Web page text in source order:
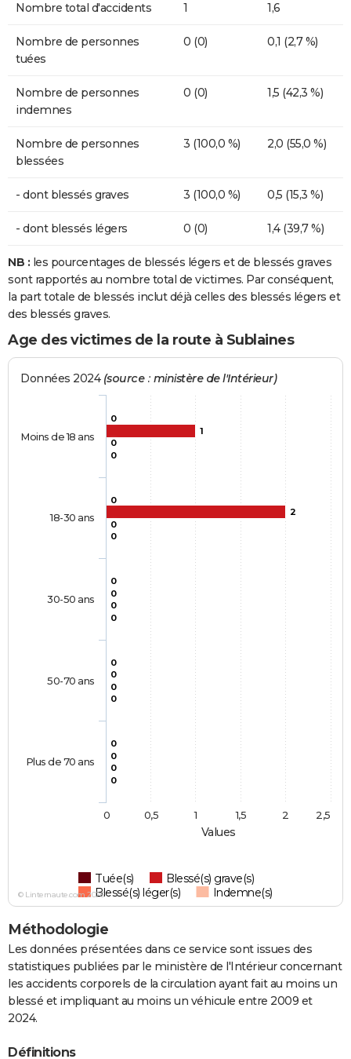
Nombre total d'accidents 1 1,6
Nombre de personnes
tuées
0 (0) 0,1 (2,7 %)
Nombre de personnes
indemnes
0 (0) 1,5 (42,3 %)
Nombre de personnes
blessées
3 (100,0 %) 2,0 (55,0 %)
- dont blessés graves 3 (100,0 %) 0,5 (15,3 %)
- dont blessés légers 0 (0) 1,4 (39,7 %)
NB : les pourcentages de blessés légers et de blessés graves
sont rapportés au nombre total de victimes. Par conséquent,
la part totale de blessés inclut déjà celles des blessés légers et
des blessés graves.
Age des victimes de la route à Sublaines
Values
Données 2024 (source : ministère de l'Intérieur)
0
0
0
0
0
1
2
0
0
0
0
0
0
0
0
0
0
0
0
0
Tuée(s)
Blessé(s) grave(s)
Blessé(s) léger(s)
Indemne(s)
Moins de 18 ans
18-30 ans
30-50 ans
50-70 ans
Plus de 70 ans
0 0,5 1 1,5 2 2,5
© Linternaute.com 2026
Méthodologie
Les données présentées dans ce service sont issues des
statistiques publiées par le ministère de l'Intérieur concernant
les accidents corporels de la circulation ayant fait au moins un
blessé et impliquant au moins un véhicule entre 2009 et
2024.
Définitions